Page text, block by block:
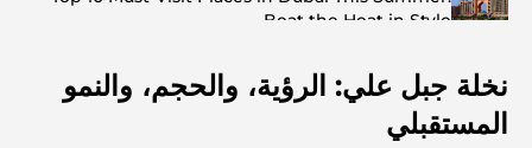
Beat the Heat in Style
Top 7 Busiest Airports in the World: Hub of Global
Travel
نخلة جبل علي: الرؤية، والحجم، والنمو
المستقبلي